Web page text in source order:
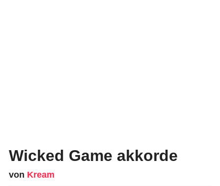
Wicked Game akkorde
von Kream